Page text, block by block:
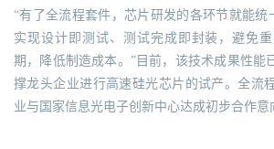
“有了全流程套件，芯片研发的各环节就能统
实现设计即测试、测试完成即封装，避免
期，降低制造成本。”目前，该技术成果性能
撑龙头企业进行高速硅光芯片的试产。全流
业与国家信息光电子创新中心达成初步合作意